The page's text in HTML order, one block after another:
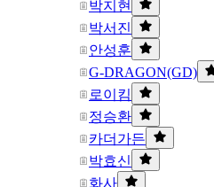
박지현
박서진
안성훈
G-DRAGON(GD)
로이킴
정승환
카더가든
박효신
화사